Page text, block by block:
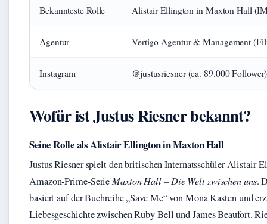
Bekannteste Rolle Alistair Ellington in Maxton Hall
Agentur Vertigo Agentur & Management
Instagram @justusriesner (ca. 89.000 Follower)
Wofür ist Justus Riesner bekannt?
Seine Rolle als Alistair Ellington in Maxton Hall
Justus Riesner spielt den britischen Internatsschüler Alistair
Amazon‑Prime‑SerieMaxton Hall – Die Welt zwischen uns.
basiert auf der Buchreihe „Save Me“ von Mona Kasten und
Liebesgeschichte zwischen Ruby Bell und James Beaufort.